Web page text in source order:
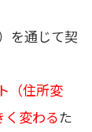
を通じて契
（住所変
変わるた